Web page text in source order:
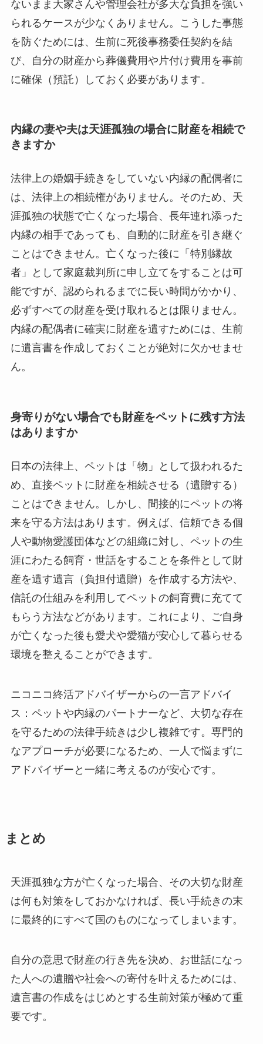
ないまま大家さんや管理会社が多大な負担を強い
られるケースが少なくありません。こうした事態
を防ぐためには、生前に死後事務委任契約を結
び、自分の財産から葬儀費用や片付け費用を事前
に確保（預託）しておく必要があります。
内縁の妻や夫は天涯孤独の場合に財産を相続で
きますか
法律上の婚姻手続きをしていない内縁の配偶者に
は、法律上の相続権がありません。そのため、天
涯孤独の状態で亡くなった場合、長年連れ添った
内縁の相手であっても、自動的に財産を引き継ぐ
ことはできません。亡くなった後に「特別縁故
者」として家庭裁判所に申し立てをすることは可
能ですが、認められるまでに長い時間がかかり、
必ずすべての財産を受け取れるとは限りません。
内縁の配偶者に確実に財産を遺すためには、生前
に遺言書を作成しておくことが絶対に欠かせませ
ん。
身寄りがない場合でも財産をペットに残す方法
はありますか
日本の法律上、ペットは「物」として扱われるた
め、直接ペットに財産を相続させる（遺贈する）
ことはできません。しかし、間接的にペットの将
来を守る方法はあります。例えば、信頼できる個
人や動物愛護団体などの組織に対し、ペットの生
涯にわたる飼育・世話をすることを条件として財
産を遺す遺言（負担付遺贈）を作成する方法や、
信託の仕組みを利用してペットの飼育費に充てて
もらう方法などがあります。これにより、ご自身
が亡くなった後も愛犬や愛猫が安心して暮らせる
環境を整えることができます。
ニコニコ終活アドバイザーからの一言アドバイ
ス：ペットや内縁のパートナーなど、大切な存在
を守るための法律手続きは少し複雑です。専門的
なアプローチが必要になるため、一人で悩まずに
アドバイザーと一緒に考えるのが安心です。
まとめ
天涯孤独な方が亡くなった場合、その大切な財産
は何も対策をしておかなければ、長い手続きの末
に最終的にすべて国のものになってしまいます。
自分の意思で財産の行き先を決め、お世話になっ
た人への遺贈や社会への寄付を叶えるためには、
遺言書の作成をはじめとする生前対策が極めて重
要です。